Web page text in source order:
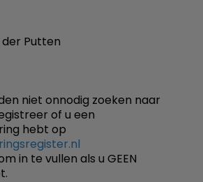
der Putten
niet onnodig zoeken naar
of u een
hebt op
in te vullen als u GEEN